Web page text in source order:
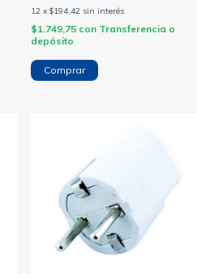
12 x $194,42 sin interés
$1.749,75 con Transferencia o
depósito
Comprar